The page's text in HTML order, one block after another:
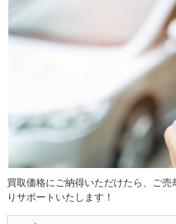
買取価格にご納得いただけたら、ご
りサポートいたします！